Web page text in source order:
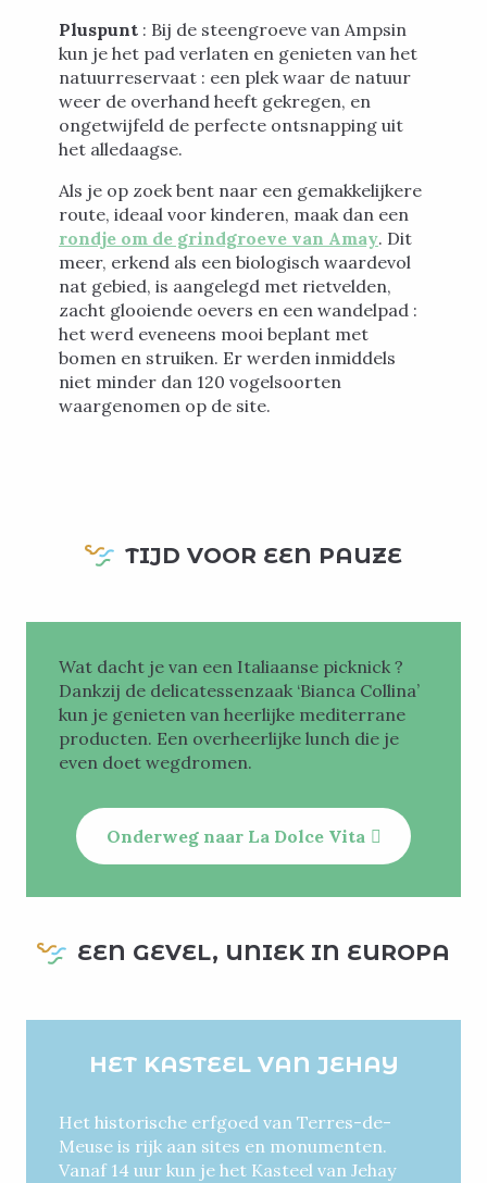
Pluspunt : Bij de steengroeve van Ampsin
kun je het pad verlaten en genieten van het
natuurreservaat : een plek waar de natuur
weer de overhand heeft gekregen, en
ongetwijfeld de perfecte ontsnapping uit
het alledaagse.
Als je op zoek bent naar een gemakkelijkere
route, ideaal voor kinderen, maak dan een
rondje om de grindgroeve van Amay. Dit
meer, erkend als een biologisch waardevol
nat gebied, is aangelegd met rietvelden,
zacht glooiende oevers en een wandelpad :
het werd eveneens mooi beplant met
bomen en struiken. Er werden inmiddels
niet minder dan 120 vogelsoorten
waargenomen op de site.
TIJD VOOR EEN PAUZE
Wat dacht je van een Italiaanse picknick ?
Dankzij de delicatessenzaak ‘Bianca Collina’
kun je genieten van heerlijke mediterrane
producten. Een overheerlijke lunch die je
even doet wegdromen.
Onderweg naar La Dolce Vita
EEN GEVEL, UNIEK IN EUROPA
HET KASTEEL VAN JEHAY
Het historische erfgoed van Terres-de-
Meuse is rijk aan sites en monumenten.
Vanaf 14 uur kun je het Kasteel van Jehay